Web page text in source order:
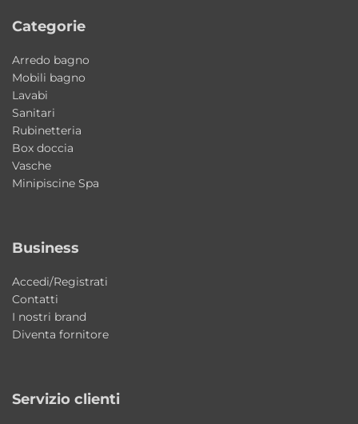
Categorie
Arredo bagno
Mobili bagno
Lavabi
Sanitari
Rubinetteria
Box doccia
Vasche
Minipiscine Spa
Business
Accedi/Registrati
Contatti
I nostri brand
Diventa fornitore
Servizio clienti